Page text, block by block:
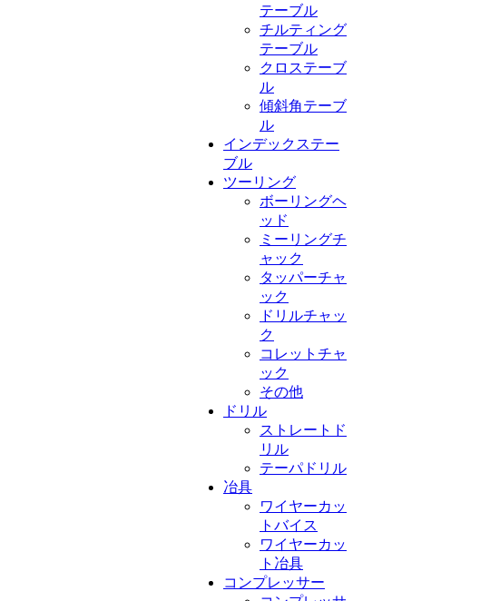
テーブル
チルティング
テーブル
クロステーブ
ル
傾斜角テーブ
ル
インデックステー
ブル
ツーリング
ボーリングヘ
ッド
ミーリングチ
ャック
タッパーチャ
ック
ドリルチャッ
ク
コレットチャ
ック
その他
ドリル
ストレートド
リル
テーパドリル
冶具
ワイヤーカッ
トバイス
ワイヤーカッ
ト冶具
コンプレッサー